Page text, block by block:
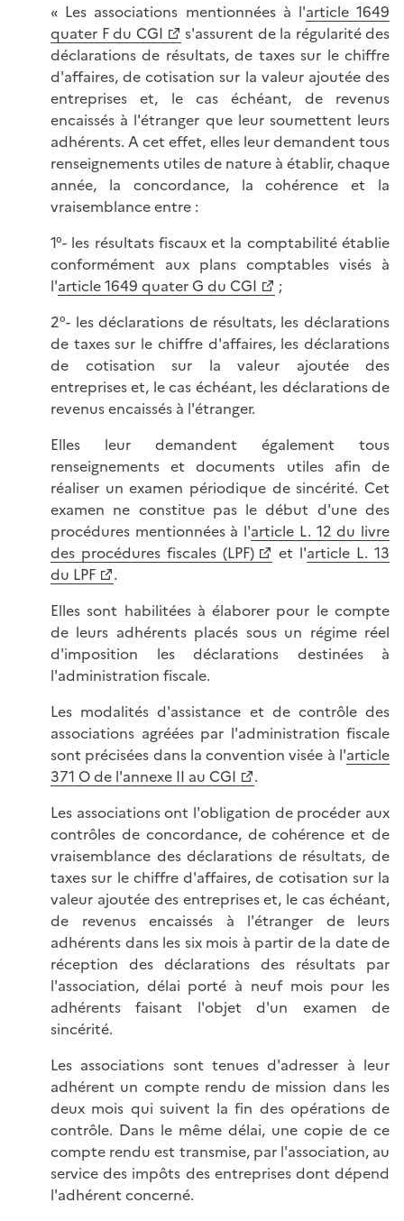
« Les associations mentionnées à l'article 1649
quater F du CGI
s'assurent de la régularité des
déclarations de résultats, de taxes sur le chiffre
d'affaires, de cotisation sur la valeur ajoutée des
entreprises et, le cas échéant, de revenus
encaissés à l'étranger que leur soumettent leurs
adhérents. A cet effet, elles leur demandent tous
renseignements utiles de nature à établir, chaque
année, la concordance, la cohérence et la
vraisemblance entre :
1°- les résultats fiscaux et la comptabilité établie
conformément aux plans comptables visés à
l'article 1649 quater G du CGI
;
2°- les déclarations de résultats, les déclarations
de taxes sur le chiffre d'affaires, les déclarations
de cotisation sur la valeur ajoutée des
entreprises et, le cas échéant, les déclarations de
revenus encaissés à l'étranger.
Elles leur demandent également tous
renseignements et documents utiles afin de
réaliser un examen périodique de sincérité. Cet
examen ne constitue pas le début d'une des
procédures mentionnées à l'article L. 12 du livre
des procédures fiscales (LPF)
et l'article L. 13
du LPF
.
Elles sont habilitées à élaborer pour le compte
de leurs adhérents placés sous un régime réel
d'imposition les déclarations destinées à
l'administration fiscale.
Les modalités d'assistance et de contrôle des
associations agréées par l'administration fiscale
sont précisées dans la convention visée à l'article
371 O de l'annexe II au CGI
.
Les associations ont l'obligation de procéder aux
contrôles de concordance, de cohérence et de
vraisemblance des déclarations de résultats, de
taxes sur le chiffre d'affaires, de cotisation sur la
valeur ajoutée des entreprises et, le cas échéant,
de revenus encaissés à l'étranger de leurs
adhérents dans les six mois à partir de la date de
réception des déclarations des résultats par
l'association, délai porté à neuf mois pour les
adhérents faisant l'objet d'un examen de
sincérité.
Les associations sont tenues d'adresser à leur
adhérent un compte rendu de mission dans les
deux mois qui suivent la fin des opérations de
contrôle. Dans le même délai, une copie de ce
compte rendu est transmise, par l'association, au
service des impôts des entreprises dont dépend
l'adhérent concerné.